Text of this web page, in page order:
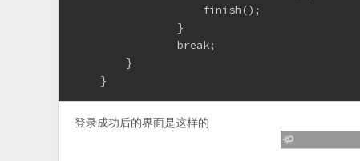
                    finish();
                }
                break;
        }
    }
登录成功后的界面是这样的